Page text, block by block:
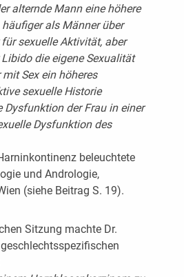
alternde Mann eine höhere
als Männer über
sexuelle Aktivität, aber
die eigene Sexualität
Sex ein höheres
sexuelle Historie
Dysfunktion der Frau in einer
Dysfunktion des
beleuchtete
und Andrologie,
(siehe Beitrag S. 19).
Sitzung machte Dr.